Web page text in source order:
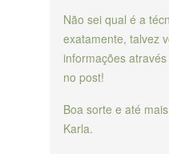
Não sei qual é a
exatamente, talvez
informações
no post!
Boa sorte e até
Karla.